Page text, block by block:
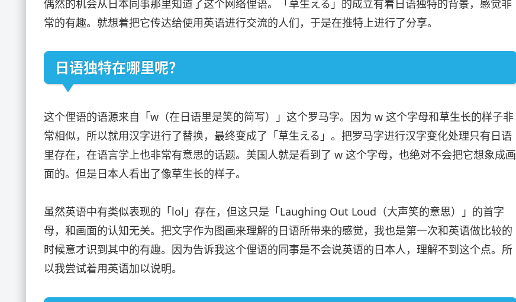
偶然的机会从日本同事那里知道了这个网络俚语。「草生える」的成立有着日语独特的背景，感觉非
常的有趣。就想着把它传达给使用英语进行交流的人们，于是在推特上进行了分享。
日语独特在哪里呢？
这个俚语的语源来自「w（在日语里是笑的简写）」这个罗马字。因为 w 这个字母和草生长的样子非
常相似，所以就用汉字进行了替换，最终变成了「草生える」。把罗马字进行汉字变化处理只有日语
里存在，在语言学上也非常有意思的话题。美国人就是看到了 w 这个字母，也绝对不会把它想象成画
面的。但是日本人看出了像草生长的样子。
虽然英语中有类似表现的「lol」存在，但这只是「Laughing Out Loud（大声笑的意思）」的首字
母，和画面的认知无关。把文字作为图画来理解的日语所带来的感觉，我也是第一次和英语做比较的
时候意才识到其中的有趣。因为告诉我这个俚语的同事是不会说英语的日本人，理解不到这个点。所
以我尝试着用英语加以说明。